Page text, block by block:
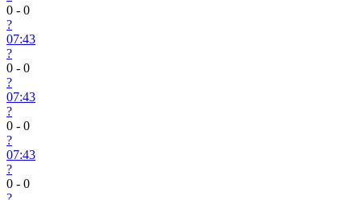
0 - 0
?
07:43
?
0 - 0
?
07:43
?
0 - 0
?
07:43
?
0 - 0